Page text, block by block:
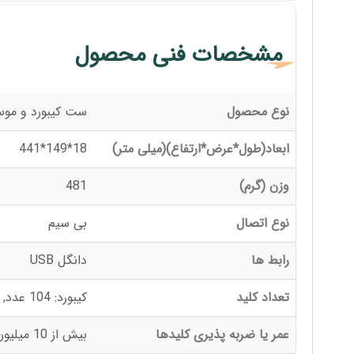
مشخصات فنی محصول
نوع محصول
ست کیبورد و
ابعاد(طول*عرض*ارتفاع)(میلی متر)
18*149*441
وزن (گرم)
481
نوع اتصال
بی سیم
رابط ها
دانگل USB
تعداد کلید
کیبورد: 104 عدد, موس: 3عدد
عمر یا ضربه پذیری کلیدها
بیش از 10 میلیون کلیک